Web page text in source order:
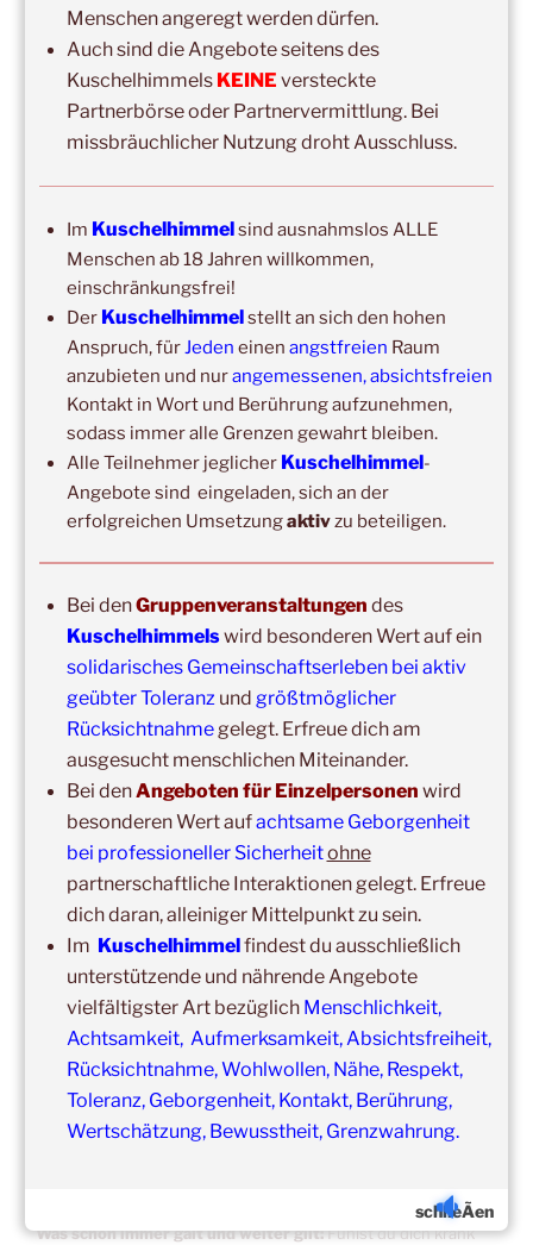
DIE NÄCHSTEN 8 VERANSTALTUNGEN:
14:00 19:00 29. August 2026 –
Boppard
15:00–20:00,12. September 2026–
Ganztags,13. September 2026–Jahresgruppe
Ausbildung Berührungs- und Kuscheltrainer*in
14:00 –19:00,19. September 2026
Kuschelhimmel 5h mit Klangschalenbegleitung
Wochenend-Event,26. September 2026– 27.
September 2026– Wochenende für 2:1 Ausbildung
14:00 20:00 3. Oktober 2026 – Oberursel
Wochenend-Event,17. Oktober 2026 –18. Oktober
14:00–16:00,24. Oktober 2026–Free Hugs-Aktion
Frankfurt, Zeil (Nähe Konstabler Wache, vor H&M) 2h
Copyright © 2017-2026
Kuschelhimmel
Alle Rechte vorbehalten.
Was schon immer galt und weiter gilt:Fühlst du dich krank
schlieÃen
Menschen angeregt werden dürfen.
Auch sind die Angebote seitens des
Kuschelhimmels KEINE versteckte
Partnerbörse oder Partnervermittlung. Bei
missbräuchlicher Nutzung droht Ausschluss.
Im Kuschelhimmelsind ausnahmslos ALLE
Menschen ab 18 Jahren willkommen,
einschränkungsfrei!
Der Kuschelhimmelstellt an sich den hohen
Anspruch, für Jeden einen angstfreien Raum
anzubieten und nurangemessenen, absichtsfreien
Kontakt in Wort und Berührung aufzunehmen,
sodass immer alle Grenzen gewahrt bleiben.
Alle Teilnehmer jeglicher Kuschelhimmel-
Angebote sind eingeladen, sich an der
erfolgreichen Umsetzungaktivzu beteiligen.
Bei denGruppenveranstaltungen des
Kuschelhimmelswird besonderen Wert auf ein
solidarisches Gemeinschaftserleben bei aktiv
geübter Toleranzund größtmöglicher
Rücksichtnahmegelegt. Erfreue dich am
ausgesucht menschlichen Miteinander.
Bei denAngeboten für Einzelpersonen wird
besonderen Wert aufachtsame Geborgenheit
bei professioneller Sicherheitohne
partnerschaftliche Interaktionen gelegt. Erfreue
dich daran, alleiniger Mittelpunkt zu sein.
Im Kuschelhimmelfindest du ausschließlich
unterstützende und nährende Angebote
vielfältigster Art bezüglich Menschlichkeit,
Achtsamkeit, Aufmerksamkeit, Absichtsfreiheit,
Rücksichtnahme, Wohlwollen, Nähe, Respekt,
Toleranz, Geborgenheit, Kontakt, Berührung,
Wertschätzung, Bewusstheit, Grenzwahrung.